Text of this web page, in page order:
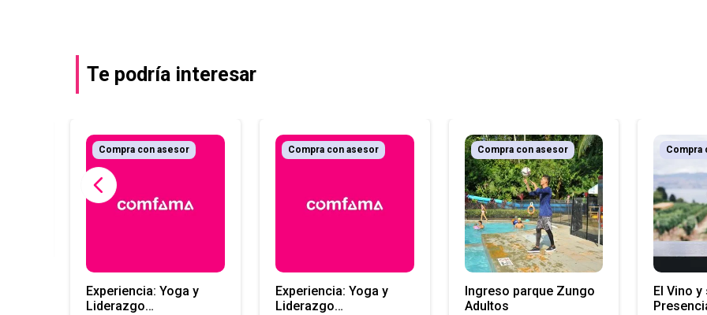
Te podría interesar
Experiencia: Yoga y
Liderazgo
Compra con asesor
Experiencia: Yoga y
Liderazgo
Compra con asesor
Ingreso parque Zungo
Adultos
Compra con asesor
El Vino
Compra